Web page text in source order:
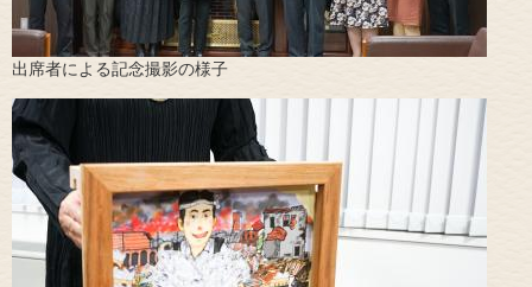
​出席者による記念撮影の様子